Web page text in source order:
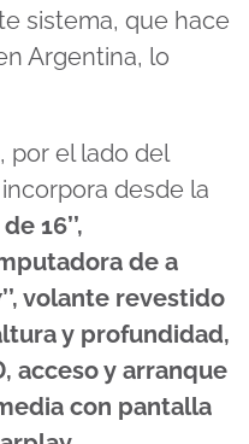
sistema, que hace
Argentina, lo
por el lado del
desde la
16’’,
de a
volante revestido
y profundidad,
acceso y arranque
con pantalla